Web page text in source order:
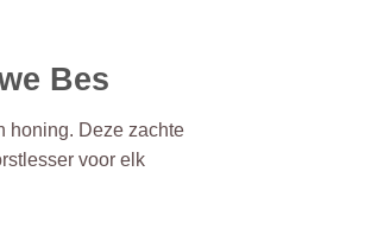
Bes
honing. Deze zachte
voor elk